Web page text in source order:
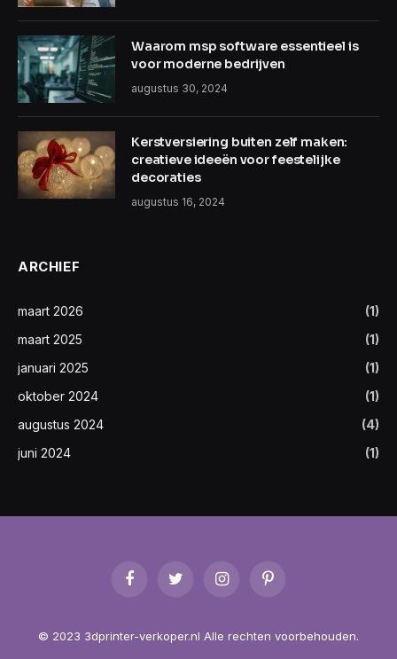
Waarom msp software essentieel is
voor moderne bedrijven
augustus 30, 2024
Kerstversiering buiten zelf maken:
creatieve ideeën voor feestelijke
decoraties
augustus 16, 2024
ARCHIEF
maart 2026
(1)
maart 2025
(1)
januari 2025
(1)
oktober 2024
(1)
augustus 2024
(4)
juni 2024
(1)
FacebookTwitter InstagramPinterest
© 2023 3dprinter-verkoper.nl Alle rechten voorbehouden.